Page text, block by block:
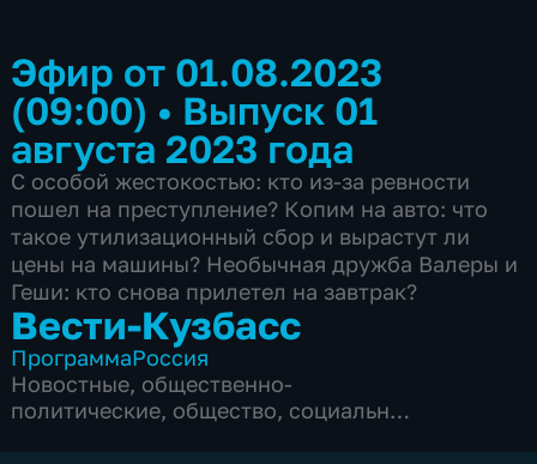
Эфир от 01.08.2023
(09:00) • Выпуск 01
августа 2023 года
С особой жестокостью: кто из-за ревности
пошел на преступление? Копим на авто: что
такое утилизационный сбор и вырастут ли
цены на машины? Необычная дружба Валеры и
Геши: кто снова прилетел на завтрак?
Вести-Кузбасс
ПрограммаРоссия
Новостные, общественно-
политические, общество, социально-